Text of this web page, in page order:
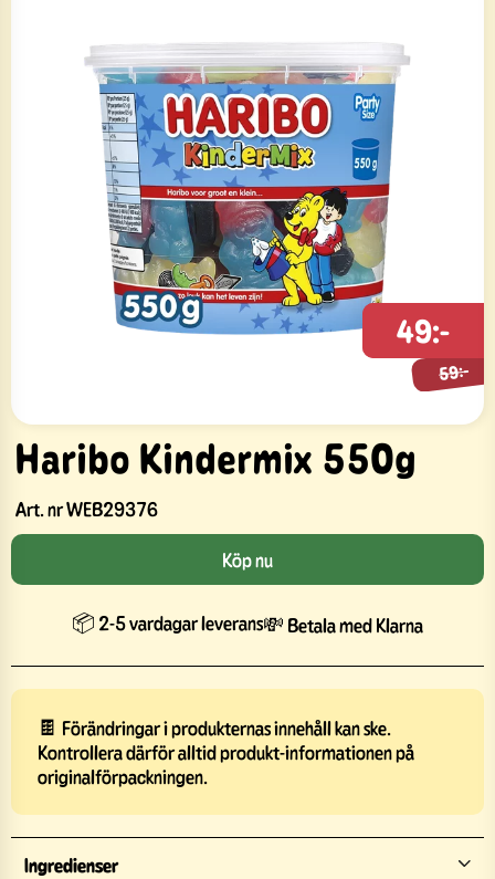
Haribo Kindermix 550g
Art. nrWEB29376
49:-
59:-
59:-
Köp nu
📦 2-5 vardagar leverans💸 Betala med Klarna
🍫 Förändringar i produkternas innehåll kan ske.
Kontrollera därför alltid produkt-informationen på
originalförpackningen.
Ingredienser